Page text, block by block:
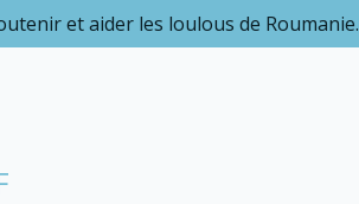
et aider les loulous de Roumanie.